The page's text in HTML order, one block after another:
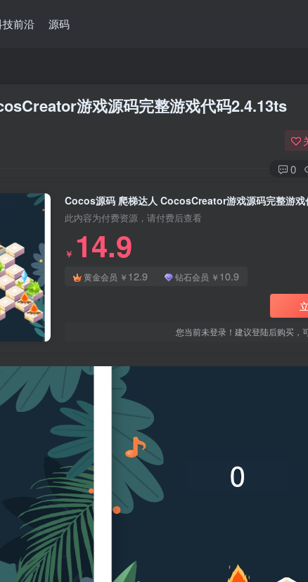
技前沿 源码
游戏源码完整游戏代码2.4.13ts
0
Cocos源码 爬梯达人 CocosCreator游戏源码完整游
此内容为付费资源，请付费后查看
￥ 14.9
黄金会员 ￥ 12.9 钻石会员 ￥ 10.9
您当前未登录！建议登陆后购买，